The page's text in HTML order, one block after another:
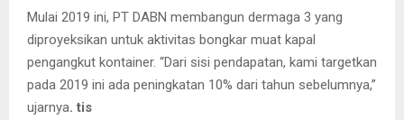
Mulai 2019 ini, PT DABN membangun dermaga 3 yang
diproyeksikan untuk aktivitas bongkar muat kapal
pengangkut kontainer. “Dari sisi pendapatan, kami targetkan
pada 2019 ini ada peningkatan 10% dari tahun sebelumnya,”
ujarnya. tis